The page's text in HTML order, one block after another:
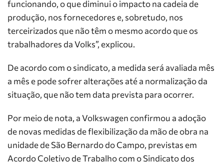
funcionando, o que diminui o impacto na cadeia de
produção, nos fornecedores e, sobretudo, nos
terceirizados que não têm o mesmo acordo que os
trabalhadores da Volks”, explicou.
De acordo com o sindicato, a medida será avaliada mês
a mês e pode sofrer alterações até a normalização da
situação, que não tem data prevista para ocorrer.
Por meio de nota, a Volkswagen confirmou a adoção
de novas medidas de flexibilização da mão de obra na
unidade de São Bernardo do Campo, previstas em
Acordo Coletivo de Trabalho com o Sindicato dos